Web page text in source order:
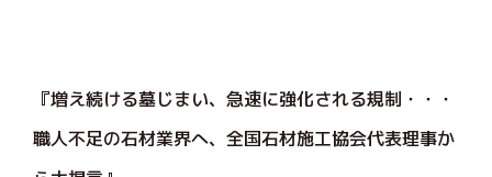
『増え続ける墓じまい、急速に強化される規制・・・
職人不足の石材業界へ、全国石材施工協会代表理事か